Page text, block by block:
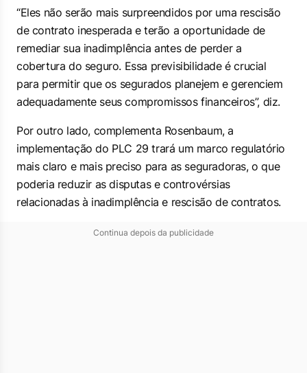
“Eles não serão mais surpreendidos por uma rescisão
de contrato inesperada e terão a oportunidade de
remediar sua inadimplência antes de perder a
cobertura do seguro. Essa previsibilidade é crucial
para permitir que os segurados planejem e gerenciem
adequadamente seus compromissos financeiros”, diz.
Por outro lado, complementa Rosenbaum, a
implementação do PLC 29 trará um marco regulatório
mais claro e mais preciso para as seguradoras, o que
poderia reduzir as disputas e controvérsias
relacionadas à inadimplência e rescisão de contratos.
Continua depois da publicidade